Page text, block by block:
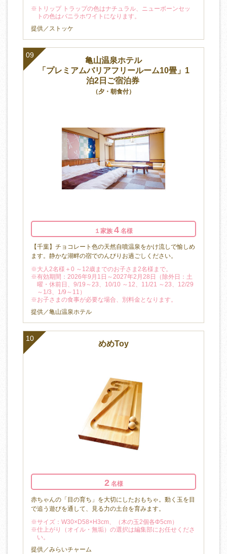
※トリップ トラップの色はナチュラル、ニューボーンセッ
トの色はバニラホワイトになります。
提供／ストッケ
09
亀山温泉ホテル
「プレミアムバリアフリールーム10畳」1
泊2日ご宿泊券
（夕・朝食付）
１家族 4 名様
【千葉】チョコレート色の天然自噴温泉をかけ流しで愉しめ
ます。静かな湖畔の宿でのんびりお過ごしください。
※大人2名様＋0 ～12歳までのお子さま2名様まで。
※有効期間：2026年9月1日～2027年2月28日（除外日：土
曜・休前日、9/19～23、10/10 ～12、11/21 ～23、12/29
～1/3、1/9～11）
※お子さまの食事が必要な場合、別料金となります。
提供／亀山温泉ホテル
10
めめToy
2 名様
赤ちゃんの「目の育ち」を大切にしたおもちゃ。動く玉を目
で追う遊びを通して、見る力の土台を育みます。
※サイズ：W30×D58×H3cm、（木の玉2個各Φ5cm）
※仕上がり（オイル・無垢）の選択は編集部にお任せくださ
い。
提供／みらいチャーム